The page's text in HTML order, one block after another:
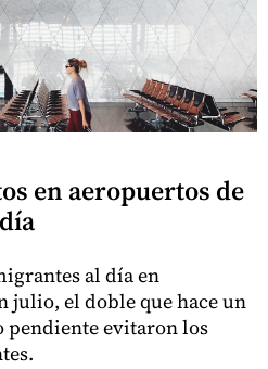
en aeropuertos de
al día en
julio, el doble que hace un
pendiente evitaron los